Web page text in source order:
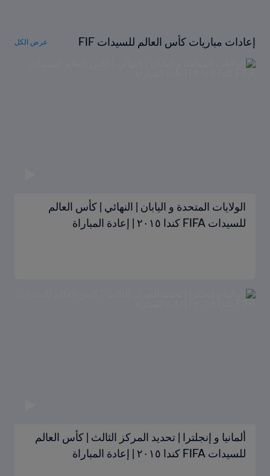
إعادات مباريات كأس العالم للسيدات FIF
A كندا ٢٠١٥
عرض الكل
الولايات المتحدة و اليابان | النهائي | كأس العالم
للسيدات FIFA كندا ٢٠١٥ | إعادة المباراة
ألمانيا و إنجلترا | تحديد المركز الثالث | كأس العالم
للسيدات FIFA كندا ٢٠١٥ | إعادة المباراة